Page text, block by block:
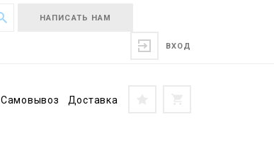
НАПИСАТЬ НАМ
ВХОД
Самовывоз Доставка